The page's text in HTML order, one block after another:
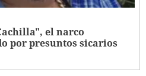
el narco
por presuntos sicarios